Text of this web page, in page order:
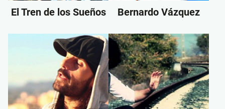
El Tren de los Sueños Bernardo Vázquez